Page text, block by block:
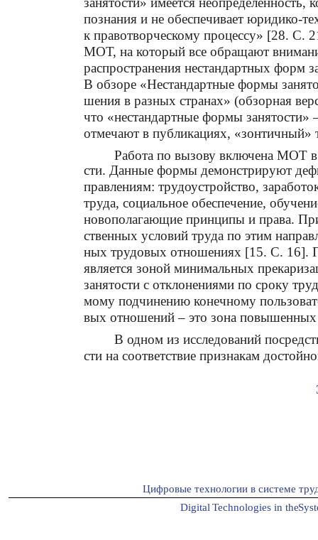
познания и не обеспечивает юридико-
к правотворческому процессу» [28. С.
МОТ, на который все обращают
распространения нестандартных форм
В обзоре «Нестандартные формы
шения в разных странах» (обзорная
что «нестандартные формы
отмечают в публикациях,
Работа по вызову включена МОТ в
сти. Данные формы демонстрируют
правлениям: трудоустройство,
труда, социальное обеспечение,
новополагающие принципы и права.
ственных условий труда по этим
ных трудовых отношениях [15. С. 16].
является зоной минимальных
занятости с отклонениями по сроку
мому подчинению конечному
вых отношений – это зона повышенных
В одном из исследований
сти на соответствие признакам
Цифровые технологии в системе
Digital Technologies in theS